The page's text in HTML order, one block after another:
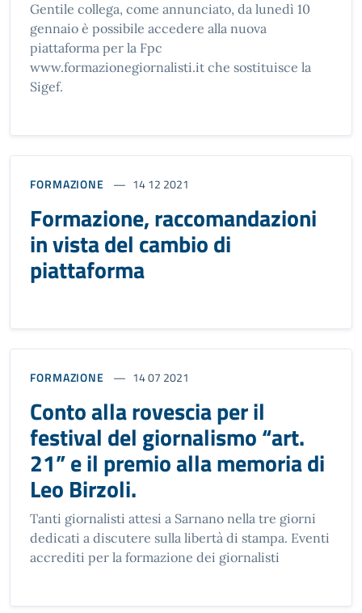
Gentile collega, come annunciato, da lunedì 10
gennaio è possibile accedere alla nuova
piattaforma per la Fpc
www.formazionegiornalisti.it che sostituisce la
Sigef.
FORMAZIONE 14 12 2021
Formazione, raccomandazioni
in vista del cambio di
piattaforma
FORMAZIONE 14 07 2021
Conto alla rovescia per il
festival del giornalismo “art.
21” e il premio alla memoria di
Leo Birzoli.
Tanti giornalisti attesi a Sarnano nella tre giorni
dedicati a discutere sulla libertà di stampa. Eventi
accrediti per la formazione dei giornalisti